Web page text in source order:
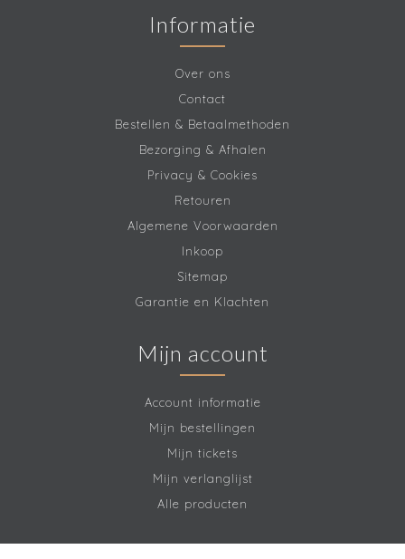
Informatie
Over ons
Contact
Bestellen & Betaalmethoden
Bezorging & Afhalen
Privacy & Cookies
Retouren
Algemene Voorwaarden
Inkoop
Sitemap
Garantie en Klachten
Mijn account
Account informatie
Mijn bestellingen
Mijn tickets
Mijn verlanglijst
Alle producten